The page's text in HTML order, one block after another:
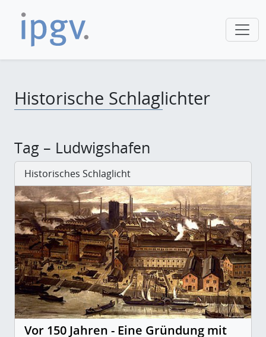
Historische Schlaglichter
Tag – Ludwigshafen
Historisches Schlaglicht
Vor 150 Jahren - Eine Gründung mit